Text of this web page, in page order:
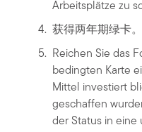
Arbeitsplätze zu
获得两年期绿卡。
Reichen Sie das
bedingten Karte
Mittel investiert
geschaffen
der Status in eine